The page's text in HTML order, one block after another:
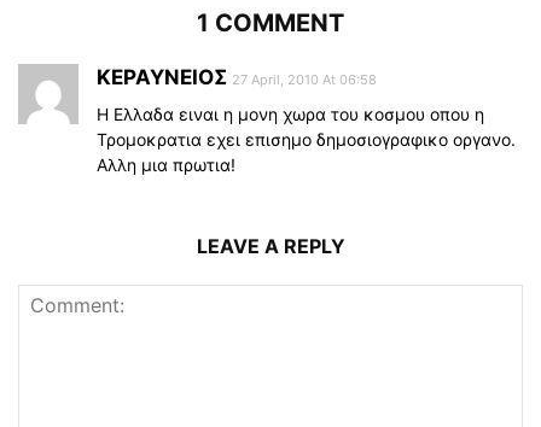
1 COMMENT
ΚΕΡΑΥΝΕΙΟΣ 27 April, 2010 At 06:58
Η Ελλαδα ειναι η μονη χωρα του κοσμου οπου η
Τρομοκρατια εχει επισημο δημοσιογραφικο οργανο.
Αλλη μια πρωτια!
LEAVE A REPLY